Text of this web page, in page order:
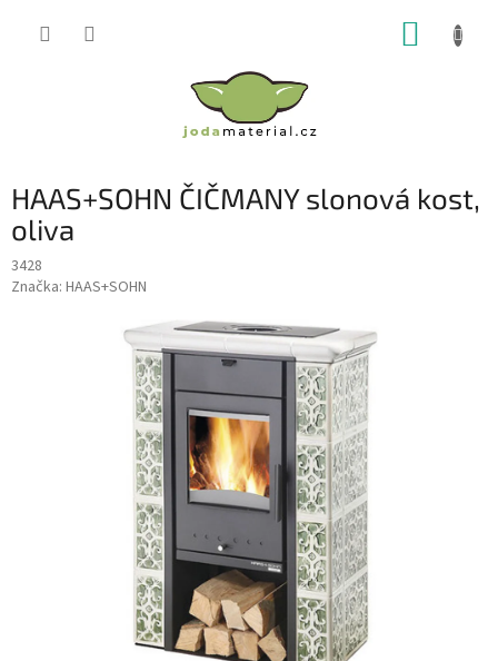
HAAS+SOHN ČIČMANY slonová kost,
oliva
3428
Značka: HAAS+SOHN